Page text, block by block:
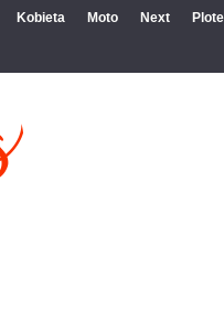
Kobieta Moto Next